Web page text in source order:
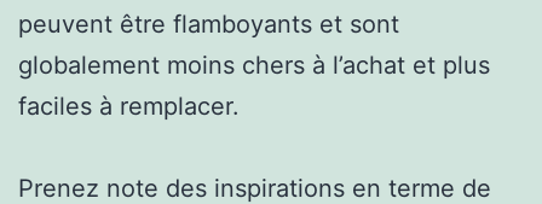
peuvent être flamboyants et sont
globalement moins chers à l’achat et plus
faciles à remplacer.
Prenez note des inspirations en terme de